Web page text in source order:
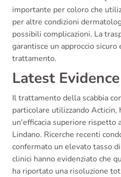
importante per coloro che
per altre condizioni
possibili complicazioni. La
garantisce un approccio
trattamento.
Latest
Il trattamento della scabbia
particolare utilizzando Acticin,
un'efficacia superiore rispetto
Lindano. Ricerche recenti
confermato un elevato tasso
clinici hanno evidenziato che
ha riportato una risoluzione